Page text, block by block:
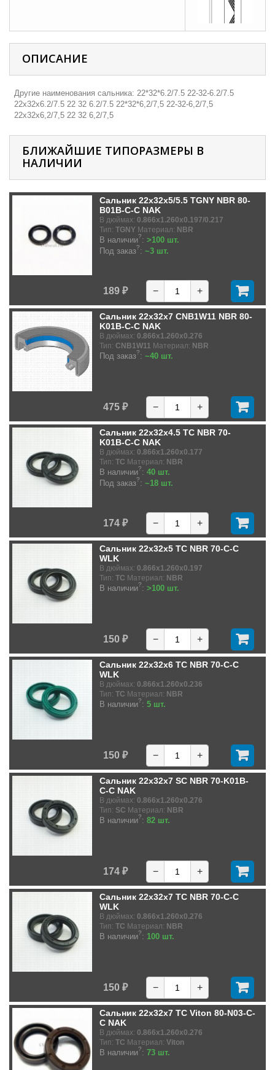
ОПИСАНИЕ
Другие наименования сальника: 22*32*6.2/7.5 22-32-6.2/7.5
22х32х6.2/7.5 22 32 6.2/7.5 22*32*6,2/7,5 22-32-6,2/7,5
22х32х6,2/7,5 22 32 6,2/7,5
БЛИЖАЙШИЕ ТИПОРАЗМЕРЫ В
НАЛИЧИИ
Сальник 22x32x5/5.5 TGNY NBR 80-
B01B-C-C NAK
В дюймах: 0.866x1.260x0.197/0.217
Тип: TGNY Материал: NBR
В наличии?: >100 шт.
Под заказ?: ~3 шт.
189 ₽ − +
Сальник 22x32x7 CNB1W11 NBR 80-
K01B-C-C NAK
В дюймах: 0.866x1.260x0.276
Тип: CNB1W11 Материал: NBR
Под заказ?: ~40 шт.
475 ₽ − +
Сальник 22x32x4.5 TC NBR 70-
K01B-C-C NAK
В дюймах: 0.866x1.260x0.177
Тип: TC Материал: NBR
В наличии?: 40 шт.
Под заказ?: ~18 шт.
174 ₽ − +
Сальник 22x32x5 TC NBR 70-C-C
WLK
В дюймах: 0.866x1.260x0.197
Тип: TC Материал: NBR
В наличии?: >100 шт.
150 ₽ − +
Сальник 22x32x6 TC NBR 70-C-C
WLK
В дюймах: 0.866x1.260x0.236
Тип: TC Материал: NBR
В наличии?: 5 шт.
150 ₽ − +
Сальник 22x32x7 SC NBR 70-K01B-
C-C NAK
В дюймах: 0.866x1.260x0.276
Тип: SC Материал: NBR
В наличии?: 82 шт.
174 ₽ − +
Сальник 22x32x7 TC NBR 70-C-C
WLK
В дюймах: 0.866x1.260x0.276
Тип: TC Материал: NBR
В наличии?: 100 шт.
150 ₽ − +
Сальник 22x32x7 TC Viton 80-N03-C-
C NAK
В дюймах: 0.866x1.260x0.276
Тип: TC Материал: Viton
В наличии?: 73 шт.